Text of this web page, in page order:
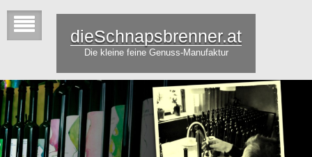
dieSchnapsbrenner.at
Die kleine feine Genuss-Manufaktur